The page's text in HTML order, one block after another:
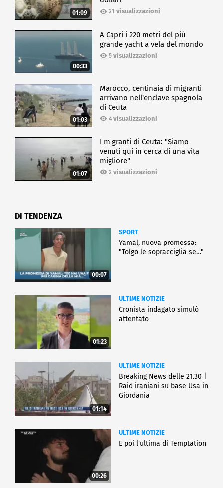
01:09 21 visualizzazioni
00:33
A Capri i 220 metri del più
grande yacht a vela del mondo
5 visualizzazioni
01:03
Marocco, centinaia di migranti
arrivano nell'enclave spagnola
di Ceuta
4 visualizzazioni
01:07
I migranti di Ceuta: "Siamo
venuti qui in cerca di una vita
migliore"
2 visualizzazioni
DI TENDENZA
00:07
SPORT
Yamal, nuova promessa:
"Tolgo le sopracciglia se…"
01:23
ULTIME NOTIZIE
Cronista indagato simulò
attentato
01:14
ULTIME NOTIZIE
Breaking News delle 21.30 |
Raid iraniani su base Usa in
Giordania
00:26
ULTIME NOTIZIE
E poi l'ultima di Temptation